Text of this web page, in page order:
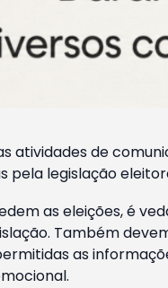
atividades de
pela legislação
as eleições, é
Também
as